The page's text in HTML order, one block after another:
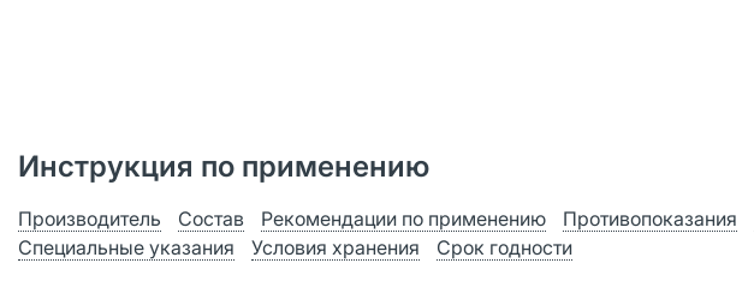
Инструкция по применению
Производитель Состав Рекомендации по применению Противопоказания
Специальные указания
Условия хранения Срок годности